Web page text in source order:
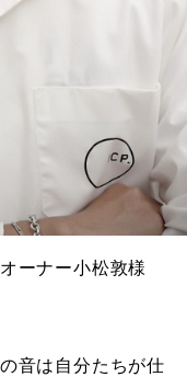
ーナー小松敦様
音は自分たちが仕